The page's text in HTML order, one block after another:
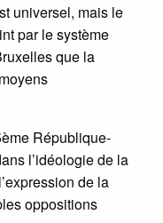
universel, mais le
par le système
que la
République-
l’idéologie de la
de la
oppositions